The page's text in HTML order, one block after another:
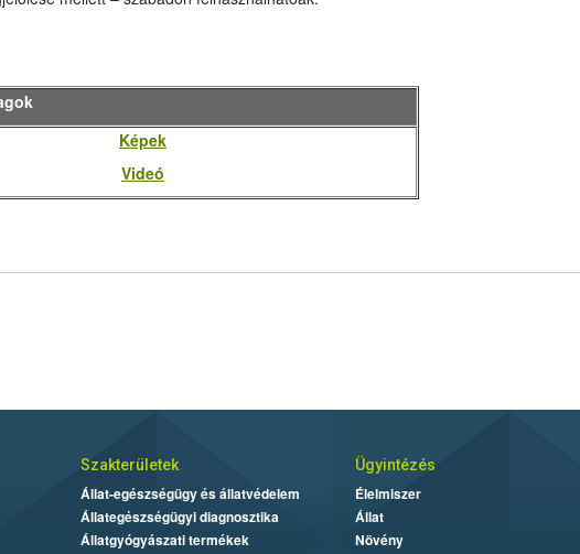
Képek
Videó
Szakterületek
Állat-egészségügy és állatvédelem
Állategészségügyi diagnosztika
Állatgyógyászati termékek
Ügyintézés
Élelmiszer
Állat
Növény